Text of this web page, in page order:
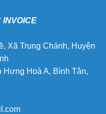
INVOICE
Xã Trung Chánh, Huyện
Hoà A, Bình Tân,